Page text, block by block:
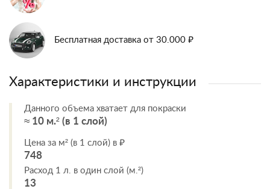
Бесплатная доставка от 30.000 ₽
Характеристики и инструкции
Данного объема хватает для покраски
≈ 10 м.² (в 1 слой)
Цена за м² (в 1 слой) в ₽
748
Расход 1 л. в один слой (м.²)
13